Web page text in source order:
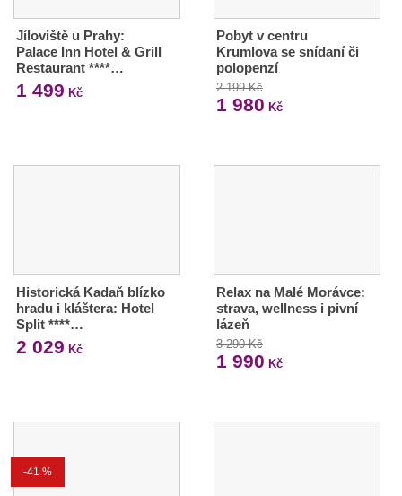
Jíloviště u Prahy:
Palace Inn Hotel & Grill
Restaurant ****…
1 499 Kč
Pobyt v centru
Krumlova se snídaní či
polopenzí
2 199 Kč
1 980 Kč
Historická Kadaň blízko
hradu i kláštera: Hotel
Split ****…
2 029 Kč
Relax na Malé Morávce:
strava, wellness i pivní
lázeň
3 290 Kč
1 990 Kč
-41 %